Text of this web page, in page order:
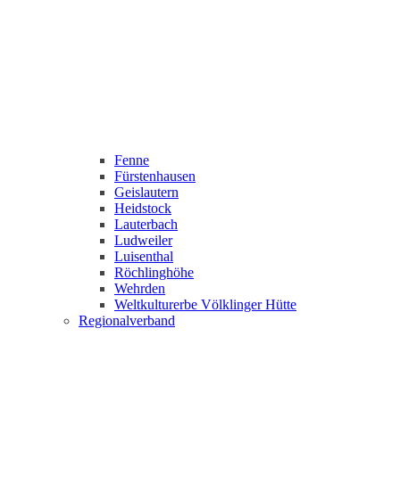
Fenne
Fürstenhausen
Geislautern
Heidstock
Lauterbach
Ludweiler
Luisenthal
Röchlinghöhe
Wehrden
Weltkulturerbe Völklinger Hütte
Regionalverband